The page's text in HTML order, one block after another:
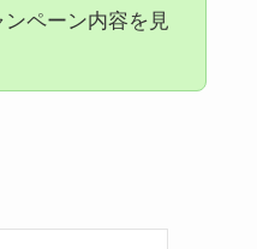
ペーン内容を見